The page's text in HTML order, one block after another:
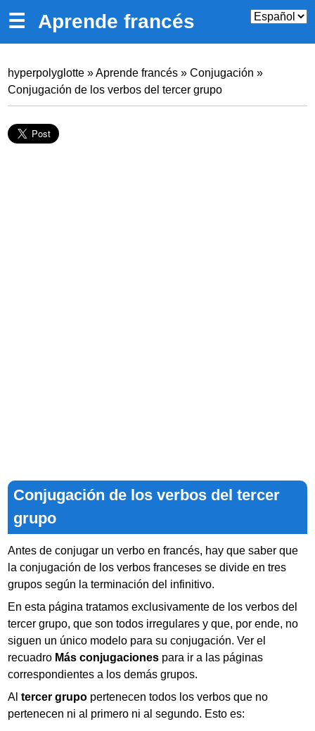
☰ Aprende francés
hyperpolyglotte »Aprende francés »Conjugación »
Conjugación de los verbos del tercer grupo
Conjugación de los verbos del tercer
grupo
Antes de conjugar un verbo en francés, hay que saber que
la conjugación de los verbos franceses se divide en tres
grupos según la terminación del infinitivo.
En esta página tratamos exclusivamente de los verbos del
tercer grupo, que son todos irregulares y que, por ende, no
siguen un único modelo para su conjugación. Ver el
recuadro Más conjugaciones para ir a las páginas
correspondientes a los demás grupos.
Altercer grupo pertenecen todos los verbos que no
pertenecen ni al primero ni al segundo. Esto es: